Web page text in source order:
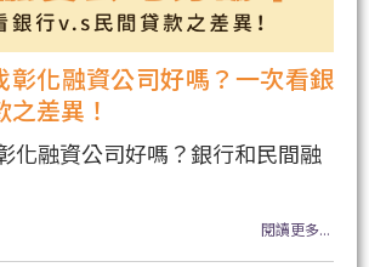
彰化融資公司好嗎？一次看銀
差異！
化融資公司好嗎？銀行和民間融
閱讀更多...